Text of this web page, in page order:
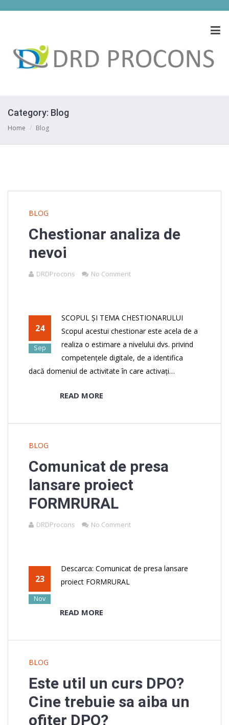
Category: Blog
Home / Blog
BLOG
Chestionar analiza de
nevoi
DRDProcons No Comment
24
Sep
SCOPUL ȘI TEMA CHESTIONARULUI
Scopul acestui chestionar este acela de a
realiza o estimare a nivelului dvs. privind
competențele digitale, de a identifica
dacă domeniul de activitate în care activați…
READ MORE
BLOG
Comunicat de presa
lansare proiect
FORMRURAL
DRDProcons No Comment
23
Nov
Descarca: Comunicat de presa lansare
proiect FORMRURAL
READ MORE
BLOG
Este util un curs DPO?
Cine trebuie sa aiba un
ofiter DPO?